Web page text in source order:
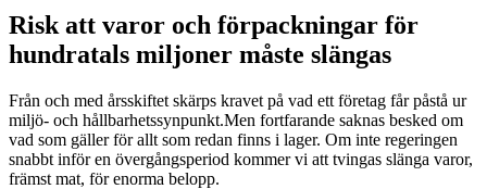
Risk att varor och förpackningar för
hundratals miljoner måste slängas
Från och med årsskiftet skärps kravet på vad ett företag får påstå ur
miljö- och hållbarhetssynpunkt.Men fortfarande saknas besked om
vad som gäller för allt som redan finns i lager. Om inte regeringen
snabbt inför en övergångsperiod kommer vi att tvingas slänga varor,
främst mat, för enorma belopp.